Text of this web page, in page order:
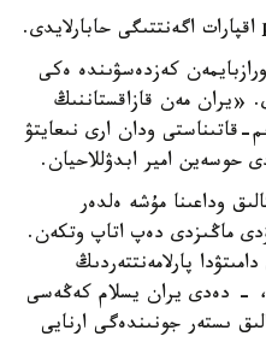
كەزدەسۋىندە ەكى
«يران مەن قازاقستاننىڭ
قاتىناستى ودان ارى نىعايتۋ
حوسەين امير ابدۋللاحيان.
وداعىنا مۇشە ەلدەر
ماڭىزدى دەپ اتاپ وتكەن.
پارلامەنتتەردىڭ
- دەدى يران يسلام كەڭەسى
ىستەر جونىندەگى ارنايى